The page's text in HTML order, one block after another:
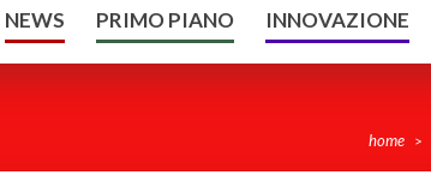
NEWS PRIMO PIANO INNOVAZIONE
home >